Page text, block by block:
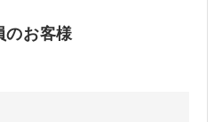
のお客様